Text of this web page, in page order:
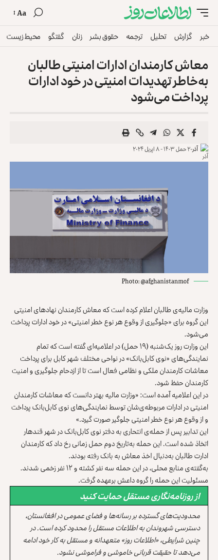
Aa
خبر گزارش تحلیل ترجمه حقوق بشر زنان گفتگو محیط زیست
معاش کارمندان ادارات امنیتی طالبان
به‌خاطر تهدیدات امنیتی در خود ادارات
پرداخت می‌شود
آذر۲۰ حمل ۱۴۰۳ - ۸ اپریل ۲۰۲۴
Photo: @afghanistanmof
وزارت مالیه‌ی طالبان اعلام کرده است که معاش کارمندان نهادهای امنیتی
این گروه برای «جلوگیری از وقوع هر نوع خطر امنیتی» در خود ادارات پرداخت
می‌شود.
این وزارت روز یک‌شنبه (۱۹ حمل) در اعلامیه‌ای گفته است که تمام
نمایندگی‌های «نوی کابل‌بانک» در نواحی مختلف شهر کابل برای پرداخت
معاشات کارمندان ملکی و نظامی فعال است تا از ازدحام جلوگیری و امنیت
کارمندان حفظ شود.
در این اعلامیه آمده است: «وزارت مالیه بهتر دانست که معاشات کارمندان
امنیتی در ادارات مربوطه‌ی‌شان توسط نمایندگی‌های نوی کابل‌بانک پرداخت
و از وقوع هر نوع خطر امنیتی جلوگیر صورت گیرد.»
این تدابیر پس از حمله‌ی انتحاری به دفتر نوی کابل‌بانک در شهر قندهار
اتخاذ شده است. این حمله به‌تاریخ دوم حمل زمانی رخ داد که کارمندان
ادارت طالبان به‌دنبال اخذ معاش به بانک رفته بودند.
به‌گفته‌ی منابع محلی، در این حمله سه نفر کشته و ۱۲ نفر زخمی شدند.
مسئولیت این حمله را گروه داعش برعهده گرفت.
از روزنامه‌نگاری مستقل حمایت کنید
محدودیت‌های گسترده بر رسانه‌ها و فضای عمومی در افغانستان،
دسترسی شهروندان به اطلاعات مستقل را محدود کرده است. در
چنین شرایطی، «اطلاعات روز» متعهدانه و مستقل به کار خود ادامه
می‌دهد تا حقیقت قربانی خاموشی و فراموشی نشود.